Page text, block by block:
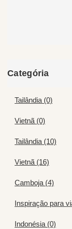
Categória
Tailândia (0)
Vietnã (0)
Tailândia (10)
Vietnã (16)
Camboja (4)
Inspiração para
Indonésia (0)